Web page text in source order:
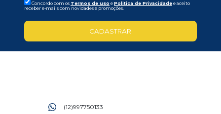
Concordo com os Termos de uso ePolitica de Privacidadee aceito
receber e-mails com novidades e promoções.
CADASTRAR
(12)997750133